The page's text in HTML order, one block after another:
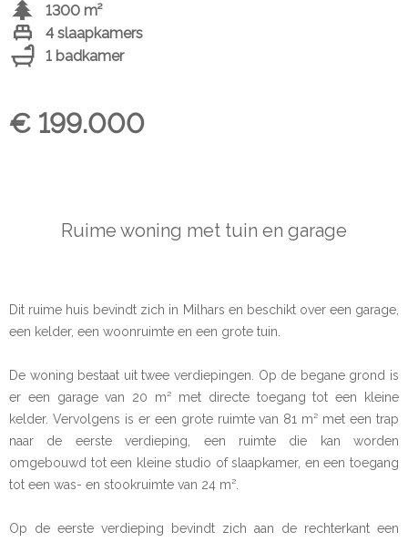
1300 m²
4 slaapkamers
1 badkamer
€ 199.000
Ruime woning met tuin en garage
Dit ruime huis bevindt zich in Milhars en beschikt over een garage,
een kelder, een woonruimte en een grote tuin.
De woning bestaat uit twee verdiepingen. Op de begane grond is
er een garage van 20 m² met directe toegang tot een kleine
kelder. Vervolgens is er een grote ruimte van 81 m² met een trap
naar de eerste verdieping, een ruimte die kan worden
omgebouwd tot een kleine studio of slaapkamer, en een toegang
tot een was- en stookruimte van 24 m².
Op de eerste verdieping bevindt zich aan de rechterkant een